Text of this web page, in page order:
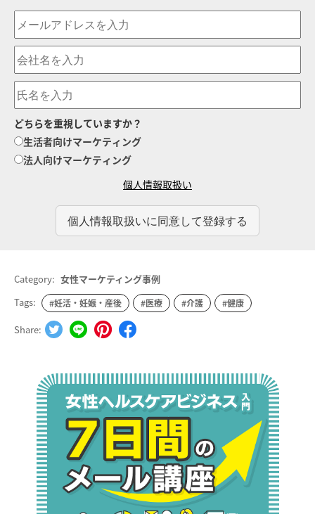
どちらを重視していますか？
生活者向けマーケティング
法人向けマーケティング
個人情報取扱い
Category: 女性マーケティング事例
Tags:
#妊活・妊娠・産後 #医療 #介護 #健康
Share: